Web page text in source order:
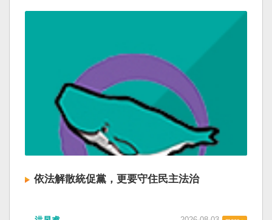
依法解散統促黨，更要守住民主法治